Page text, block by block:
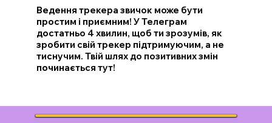
Ведення трекера звичок може бути
простим і приємним! У Телеграм
достатньо 4 хвилин, щоб ти зрозумів, як
зробити свій трекер підтримуючим, а не
тиснучим. Твій шлях до позитивних змін
починається тут!